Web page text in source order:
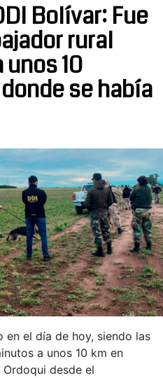
Bolívar: Fue
rural
10
se había
en el día de hoy, siendo las
a unos 10 km en
desde el